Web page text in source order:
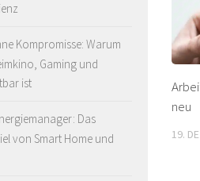
neu
19.
Kompromisse: Warum
Gaming und
ist
Das
von Smart Home und